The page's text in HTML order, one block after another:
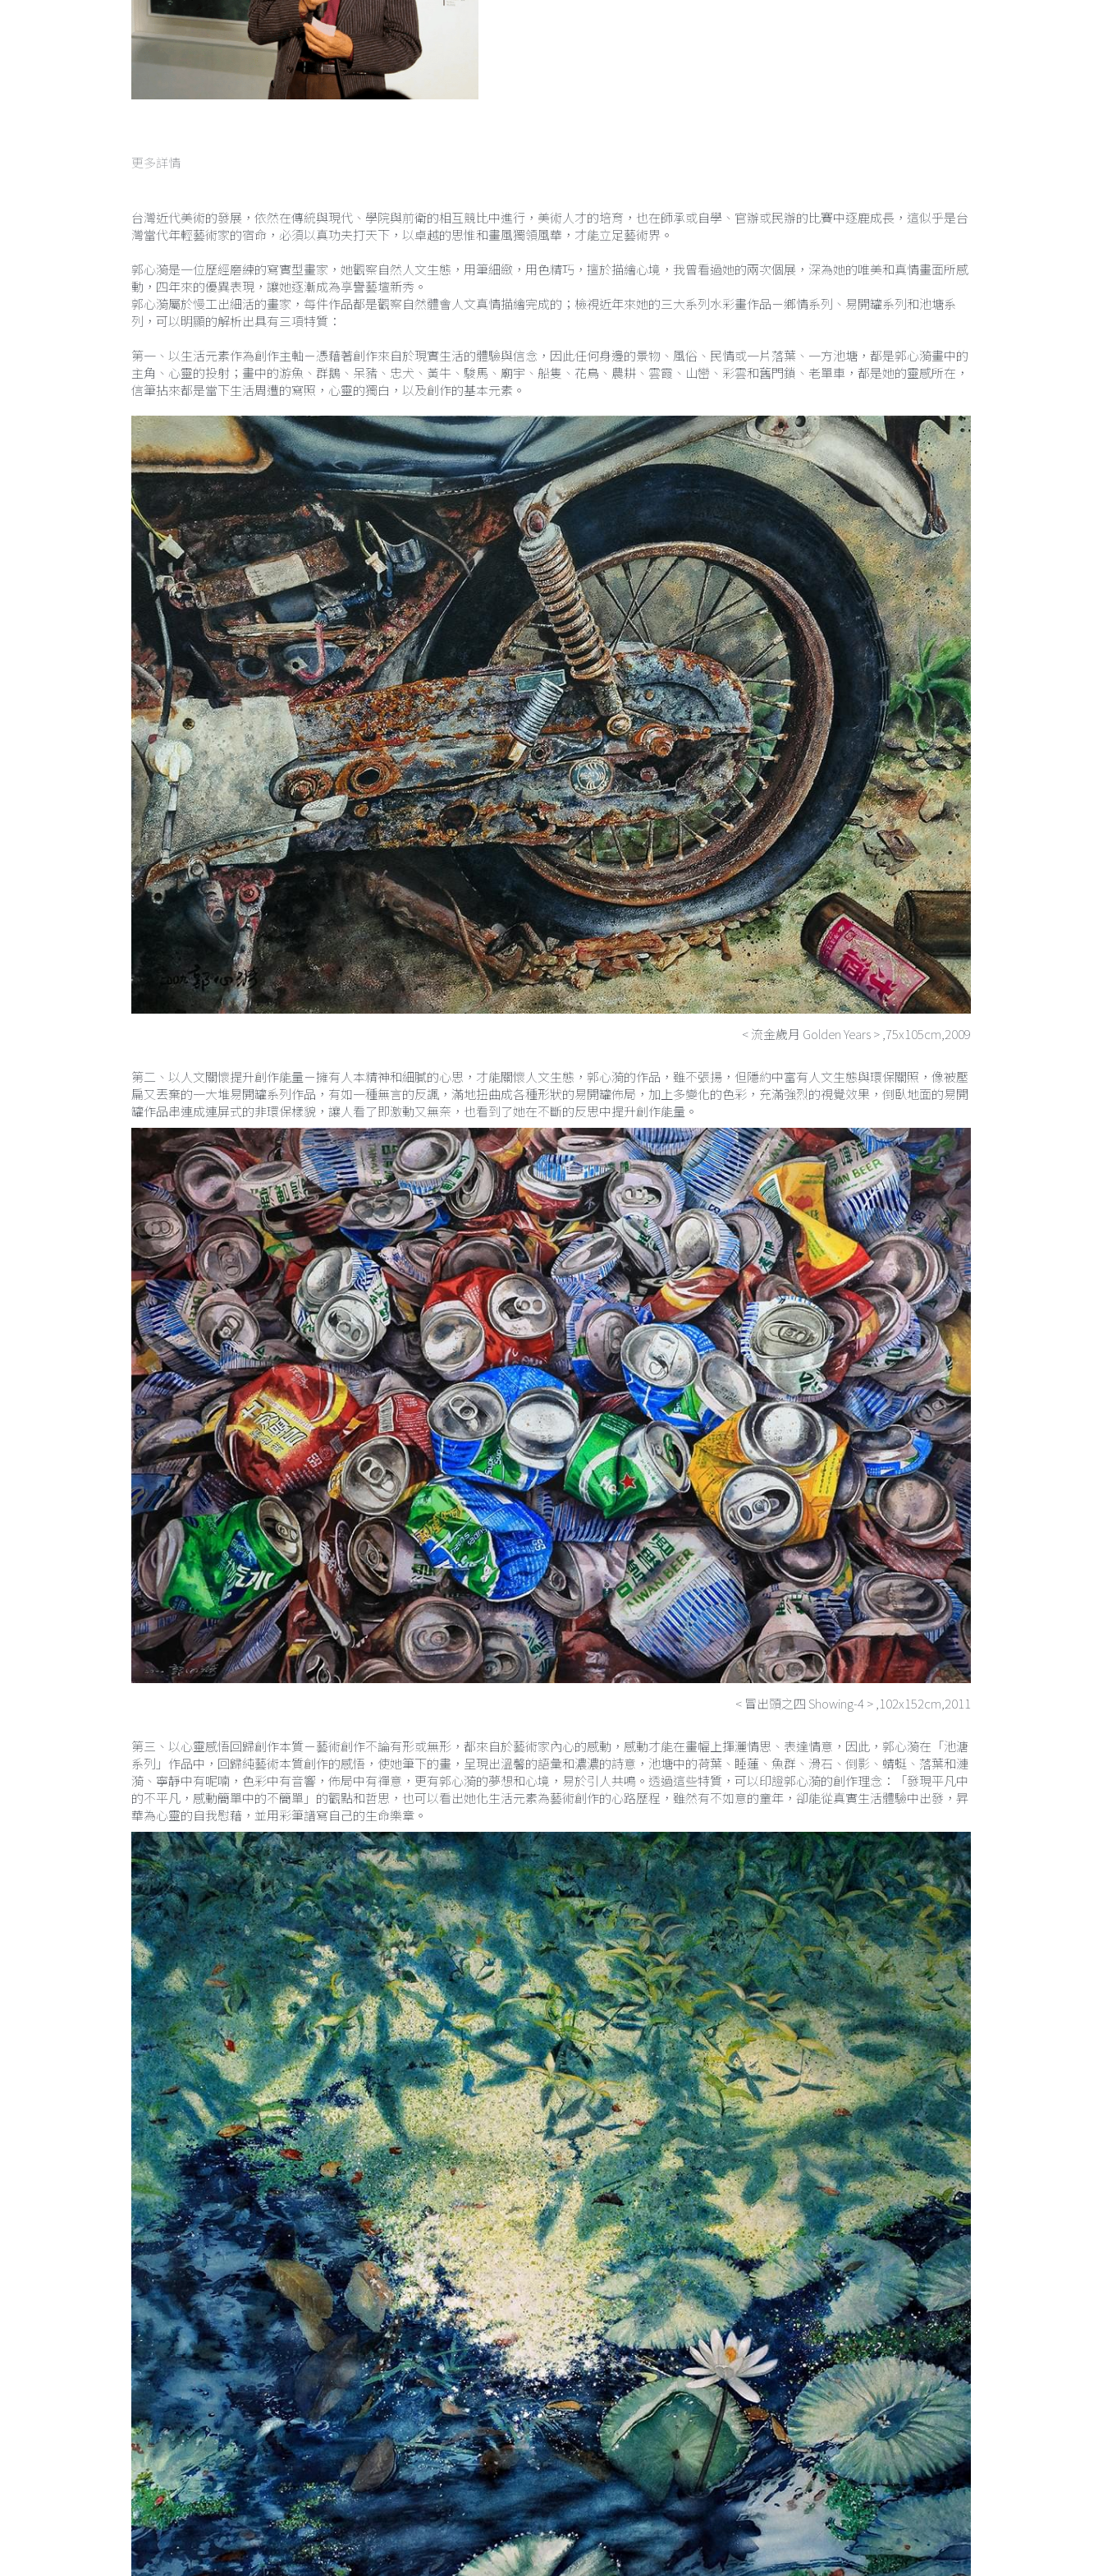
更多詳情
台灣近代美術的發展，依然在傳統與現代、學院與前衛的相互競比中進行，美術人才的培育，也在師承或自學、官辦或民辦的比賽中逐鹿成長，這似乎是台
灣當代年輕藝術家的宿命，必須以真功夫打天下，以卓越的思惟和畫風獨領風華，才能立足藝術界。
郭心漪是一位歷經磨練的寫實型畫家，她觀察自然人文生態，用筆細緻，用色精巧，擅於描繪心境，我曾看過她的兩次個展，深為她的唯美和真情畫面所感
郭心漪屬於慢工出細活的畫家，每件作品都是觀察自然體會人文真情描繪完成的；檢視近年來她的三大系列水彩畫作品－鄉情系列、易開罐系列和池塘系
列，可以明顯的解析出具有三項特質：
主角、心靈的投射；畫中的游魚、群鵝、呆豬、忠犬、黃牛、駿馬、廟宇、船隻、花鳥、農耕、雲霞、山巒、彩雲和舊門鎖、老單車，都是她的靈感所在，
信筆拈來都是當下生活周遭的寫照，心靈的獨白，以及創作的基本元素。
< 流金歲月 Golden Years > ,75x105cm,2009
第二、以人文關懷提升創作能量－擁有人本精神和細膩的心思，才能關懷人文生態，郭心漪的作品，雖不張揚，但隱約中富有人文生態與環保關照，像被壓
扁又丟棄的一大堆易開罐系列作品，有如一種無言的反諷，滿地扭曲成各種形狀的易開罐佈局，加上多變化的色彩，充滿強烈的視覺效果，倒臥地面的易開
罐作品串連成連屏式的非環保樣貌，讓人看了即激動又無奈，也看到了她在不斷的反思中提升創作能量。
< 冒出頭之四 Showing-4 > ,102x152cm,2011
第三、以心靈感悟回歸創作本質－藝術創作不論有形或無形，都來自於藝術家內心的感動，感動才能在畫幅上揮灑情思、表達情意，因此，郭心漪在「池溏
系列」作品中，回歸純藝術本質創作的感悟，使她筆下的畫，呈現出溫馨的語彙和濃濃的詩意，池塘中的荷葉、睡蓮、魚群、滑石、倒影、蜻蜓、落葉和漣
漪、寧靜中有呢喃，色彩中有音響，佈局中有禪意，更有郭心漪的夢想和心境，易於引人共鳴。透過這些特質，可以印證郭心漪的創作理念：「發現平凡中
的不平凡，感動簡單中的不簡單」的觀點和哲思，也可以看出她化生活元素為藝術創作的心路歷程，雖然有不如意的童年，卻能從真實生活體驗中出發，昇
華為心靈的自我慰藉，並用彩筆譜寫自己的生命樂章。